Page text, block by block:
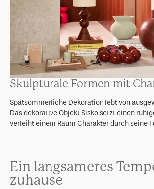
Skulpturale Formen mit
Spätsommerliche Dekoration lebt von
Das dekorative ObjektSiskosetzt einen
verleiht einem Raum Charakter durch seine
Ein langsameres
zuhause